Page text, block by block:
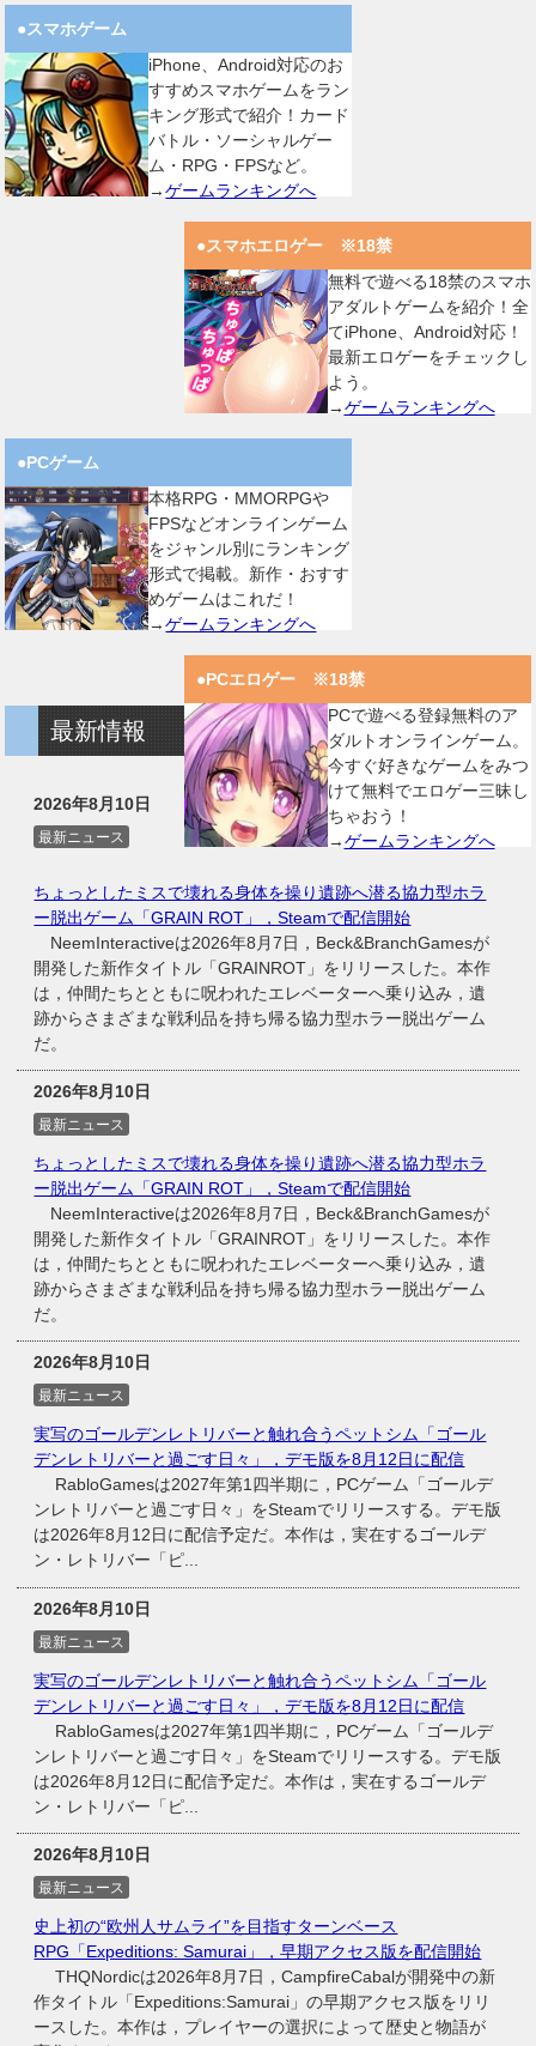
●スマホゲーム
iPhone、Android対応のお
すすめスマホゲームをラン
キング形式で紹介！カード
バトル・ソーシャルゲー
ム・RPG・FPSなど。
→ゲームランキングへ
●スマホエロゲー ※18禁
無料で遊べる18禁のスマホ
アダルトゲームを紹介！全
てiPhone、Android対応！
最新エロゲーをチェックし
よう。
→ゲームランキングへ
●PCゲーム
本格RPG・MMORPGや
FPSなどオンラインゲーム
をジャンル別にランキング
形式で掲載。新作・おすす
めゲームはこれだ！
→ゲームランキングへ
●PCエロゲー ※18禁
PCで遊べる登録無料のア
ダルトオンラインゲーム。
今すぐ好きなゲームをみつ
けて無料でエロゲー三昧し
ちゃおう！
→ゲームランキングへ
最新情報
2026年8月10日
最新ニュース
ちょっとしたミスで壊れる身体を操り遺跡へ潜る協力型ホラ
ー脱出ゲーム「GRAIN ROT」，Steamで配信開始
NeemInteractiveは2026年8月7日，Beck&BranchGamesが
開発した新作タイトル「GRAINROT」をリリースした。本作
は，仲間たちとともに呪われたエレベーターへ乗り込み，遺
跡からさまざまな戦利品を持ち帰る協力型ホラー脱出ゲーム
だ。
2026年8月10日
最新ニュース
ちょっとしたミスで壊れる身体を操り遺跡へ潜る協力型ホラ
ー脱出ゲーム「GRAIN ROT」，Steamで配信開始
NeemInteractiveは2026年8月7日，Beck&BranchGamesが
開発した新作タイトル「GRAINROT」をリリースした。本作
は，仲間たちとともに呪われたエレベーターへ乗り込み，遺
跡からさまざまな戦利品を持ち帰る協力型ホラー脱出ゲーム
だ。
2026年8月10日
最新ニュース
実写のゴールデンレトリバーと触れ合うペットシム「ゴール
デンレトリバーと過ごす日々」，デモ版を8月12日に配信
RabloGamesは2027年第1四半期に，PCゲーム「ゴールデ
ンレトリバーと過ごす日々」をSteamでリリースする。デモ版
は2026年8月12日に配信予定だ。本作は，実在するゴールデ
ン・レトリバー「ピ...
2026年8月10日
最新ニュース
実写のゴールデンレトリバーと触れ合うペットシム「ゴール
デンレトリバーと過ごす日々」，デモ版を8月12日に配信
RabloGamesは2027年第1四半期に，PCゲーム「ゴールデ
ンレトリバーと過ごす日々」をSteamでリリースする。デモ版
は2026年8月12日に配信予定だ。本作は，実在するゴールデ
ン・レトリバー「ピ...
2026年8月10日
最新ニュース
史上初の“欧州人サムライ”を目指すターンベース
RPG「Expeditions: Samurai」，早期アクセス版を配信開始
THQNordicは2026年8月7日，CampfireCabalが開発中の新
作タイトル「Expeditions:Samurai」の早期アクセス版をリリ
ースした。本作は，プレイヤーの選択によって歴史と物語が